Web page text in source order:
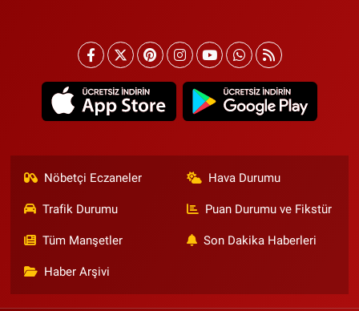
Nöbetçi Eczaneler Hava Durumu
Trafik Durumu Puan Durumu ve Fikstür
Tüm Manşetler Son Dakika Haberleri
Haber Arşivi